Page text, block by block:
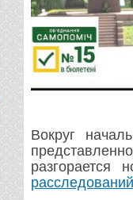
Вокруг
разгорается